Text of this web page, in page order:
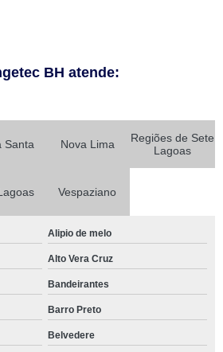
BH atende:
Santa Nova Lima
Regiões de Sete
Lagoas
Vespaziano
Alipio de melo
Alto Vera Cruz
Bandeirantes
Barro Preto
Belvedere